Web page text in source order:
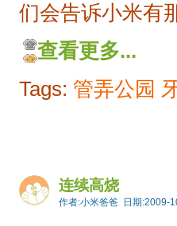
们会告诉小米有
查看更多...
Tags: 管弄公园
连续高烧
作者:小米爸爸 日期:2009-